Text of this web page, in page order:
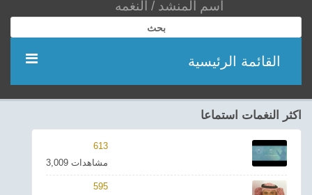
بحث
القائمة الرئيسية
مؤديين
شعر
اناشيد
اكثر النغمات استماعا
613
3,009 مشاهدات
595